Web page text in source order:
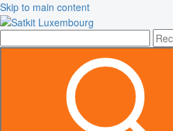
Skip to main content